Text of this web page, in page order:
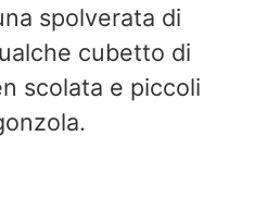
spolverata di
cubetto di
scolata e piccoli